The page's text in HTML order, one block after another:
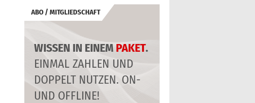
ABO / MITGLIEDSCHAFT
WISSEN IN EINEM PAKET.
EINMAL ZAHLEN UND
DOPPELT NUTZEN. ON-
UND OFFLINE!